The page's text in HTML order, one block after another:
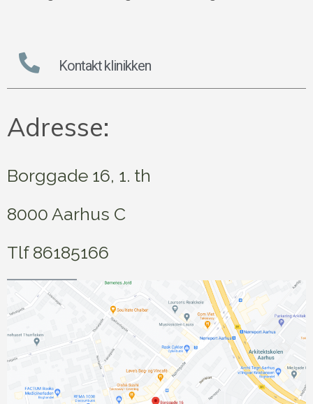
Kontakt klinikken
Adresse:
Borggade 16, 1. th
8000 Aarhus C
Tlf 86185166